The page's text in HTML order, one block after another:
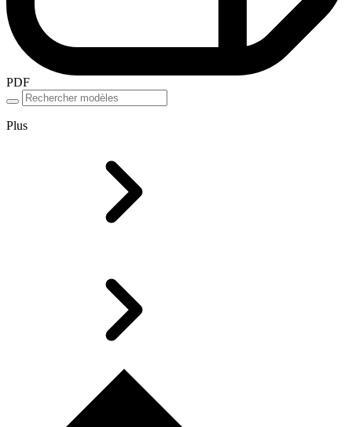
PDF
Plus